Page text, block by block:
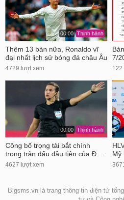
00:00 Thịnh hành
Thêm 13 bàn nữa, Ronaldo vĩ
đại nhất lịch sử bóng đá châu Âu
4729 lượt xem
7/
122
00:00 Thịnh hành
Công bố trọng tài bắt chính
trong trận đấu đầu tiên của Đ…
4627 lượt xem
Mỹ
Bigsms.vn là trang thông tin điện tử